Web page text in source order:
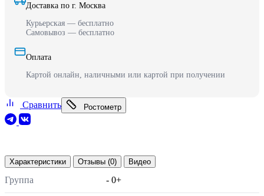
Доставка по г. Москва
Курьерская — бесплатно
Самовывоз — бесплатно
Оплата
Картой онлайн, наличными или картой при получении
Сравнить Ростометр
Характеристики Отзывы (0) Видео
Группа - 0+